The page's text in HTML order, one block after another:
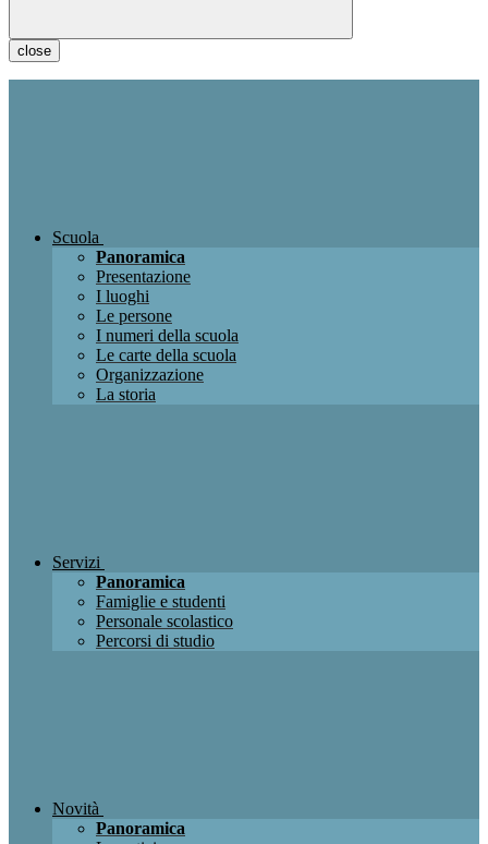
close
Scuola
Panoramica
Presentazione
I luoghi
Le persone
I numeri della scuola
Le carte della scuola
Organizzazione
La storia
Servizi
Panoramica
Famiglie e studenti
Personale scolastico
Percorsi di studio
Novità
Panoramica